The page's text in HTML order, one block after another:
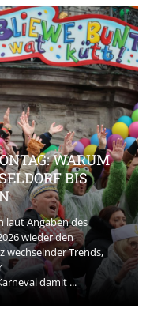
WARUM
BIS
laut Angaben des
wieder den
wechselnder Trends,
damit ...